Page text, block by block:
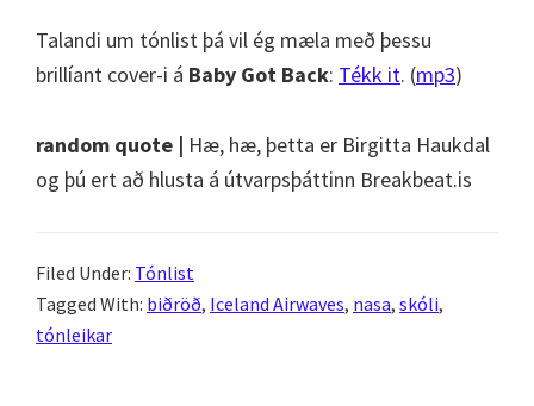
Talandi um tónlist þá vil ég mæla með þessu
brillíant cover-i á Baby Got Back: Tékk it. (mp3)
random quote | Hæ, hæ, þetta er Birgitta Haukdal
og þú ert að hlusta á útvarpsþáttinn Breakbeat.is
Filed Under: Tónlist
Tagged With: biðröð, Iceland Airwaves, nasa, skóli,
tónleikar